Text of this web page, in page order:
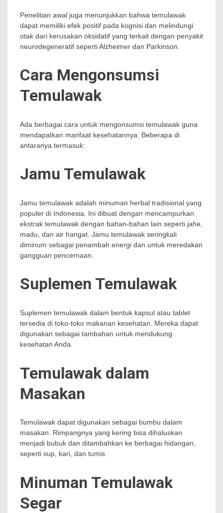
Penelitian awal juga menunjukkan bahwa temulawak
dapat memiliki efek positif pada kognisi dan melindungi
otak dari kerusakan oksidatif yang terkait dengan penyakit
neurodegeneratif seperti Alzheimer dan Parkinson.
Cara Mengonsumsi
Temulawak
Ada berbagai cara untuk mengonsumsi temulawak guna
mendapatkan manfaat kesehatannya. Beberapa di
antaranya termasuk:
Jamu Temulawak
Jamu temulawak adalah minuman herbal tradisional yang
populer di Indonesia. Ini dibuat dengan mencampurkan
ekstrak temulawak dengan bahan-bahan lain seperti jahe,
madu, dan air hangat. Jamu temulawak seringkali
diminum sebagai penambah energi dan untuk meredakan
gangguan pencernaan.
Suplemen Temulawak
Suplemen temulawak dalam bentuk kapsul atau tablet
tersedia di toko-toko makanan kesehatan. Mereka dapat
digunakan sebagai tambahan untuk mendukung
kesehatan Anda.
Temulawak dalam
Masakan
Temulawak dapat digunakan sebagai bumbu dalam
masakan. Rimpangnya yang kering bisa dihaluskan
menjadi bubuk dan ditambahkan ke berbagai hidangan,
seperti sup, kari, dan tumis.
Minuman Temulawak
Segar